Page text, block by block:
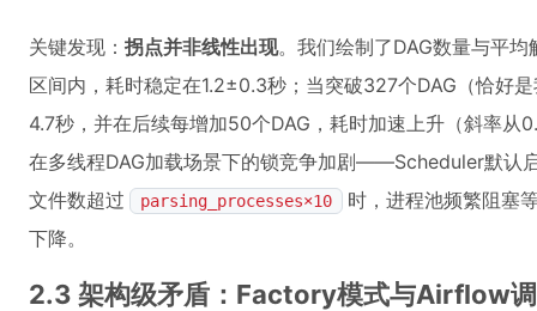
关键发现： 拐点并非线性出现。我们绘制了DAG数量与平
区间内，耗时稳定在1.2±0.3秒；当突破327个DAG（恰好
4.7秒，并在后续每增加50个DAG，耗时加速上升（斜率
在多线程DAG加载场景下的锁竞争加剧——Scheduler默认
文件数超过
parsing_processes×10
时，进程池频繁阻塞
下降。
2.3 架构级矛盾：Factory模式与Airflow